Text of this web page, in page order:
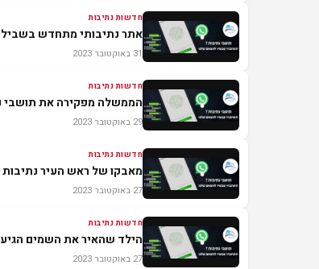
חדשות נתיבות
אתר נתיבותי מתחדש
31 באוקטובר 2023
חדשות נתיבות
הממשלה מפקירה את תושבי
29 באוקטובר 2023
חדשות נתיבות
מאבקו של ראש העיר
27 באוקטובר 2023
חדשות נתיבות
הילד שהאיר את השמים
27 באוקטובר 2023